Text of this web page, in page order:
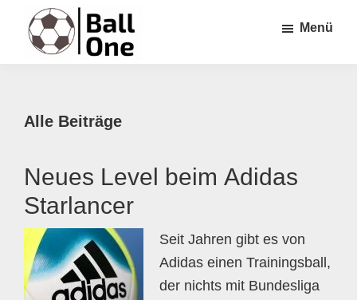
Inhalt
springen
Seitenspalte
springen
Fußzeile
springen
Menü
Alle Beiträge
Neues Level beim Adidas
Starlancer
Seit Jahren gibt es von
Adidas einen Trainingsball,
der nichts mit Bundesliga